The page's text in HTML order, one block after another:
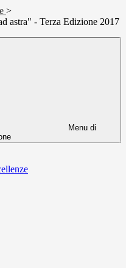
>
astra" - Terza Edizione 2017
Menu di